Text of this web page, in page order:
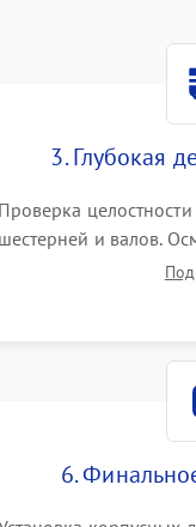
3. Глубокая
Проверка
шестерней и валов.
заусенцев и царапин.
6.